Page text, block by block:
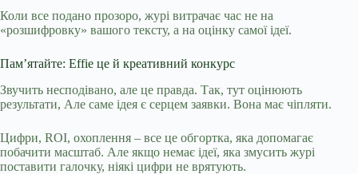
Коли все подано прозоро, журі витрачає час не на
«розшифровку» вашого тексту, а на оцінку самої ідеї.
Пам’ятайте: Effie це й креативний конкурс
Звучить несподівано, але це правда. Так, тут оцінюють
результати, Але саме ідея є серцем заявки. Вона має чіпляти.
Цифри, ROI, охоплення – все це обгортка, яка допомагає
побачити масштаб. Але якщо немає ідеї, яка змусить журі
поставити галочку, ніякі цифри не врятують.